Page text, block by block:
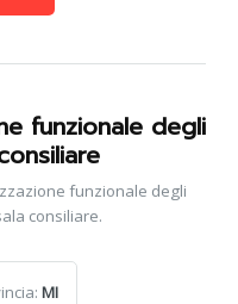
funzionale degli
funzionale degli
consiliare.
MI